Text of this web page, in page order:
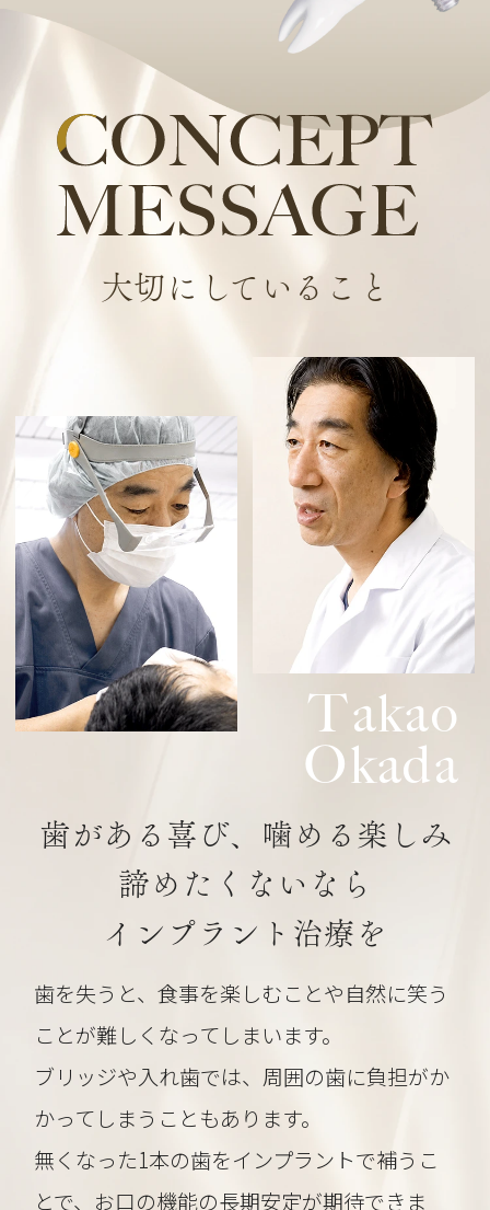
大切にしていること
Takao
Okada
歯がある喜び、噛める楽しみ
諦めたくないなら
インプラント治療を
歯を失うと、食事を楽しむことや自然に笑う
ことが難しくなってしまいます。
ブリッジや入れ歯では、周囲の歯に負担がか
かってしまうこともあります。
無くなった1本の歯をインプラントで補うこ
とで、お口の機能の長期安定が期待できま